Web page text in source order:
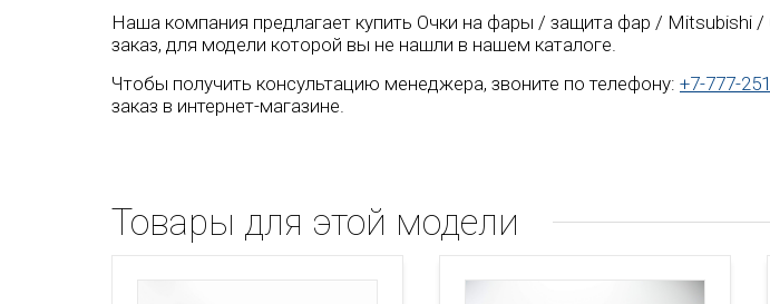
Наша компания предлагает купить Очки на фары / защита фар /
заказ, для модели которой вы не нашли в нашем каталоге.
Чтобы получить консультацию менеджера, звоните по телефону: +7-777-
заказ в интернет-магазине.
Товары для этой модели